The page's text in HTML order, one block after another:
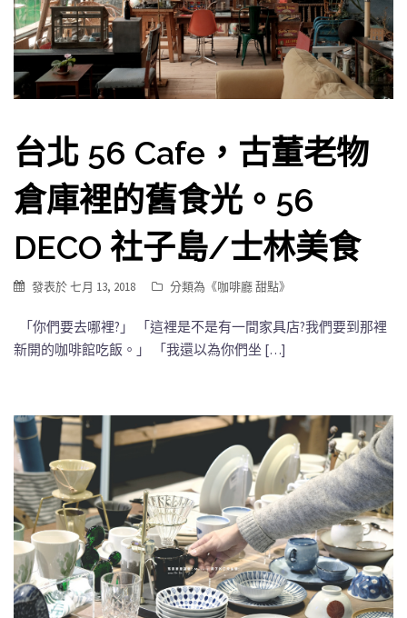
台北 56 Cafe，古董老物
倉庫裡的舊食光。56
DECO 社子島/士林美食
發表於七月 13, 2018 分類為《咖啡廳 甜點》
「你們要去哪裡?」 「這裡是不是有一間家具店?我們要到那裡
新開的咖啡館吃飯。」 「我還以為你們坐 […]